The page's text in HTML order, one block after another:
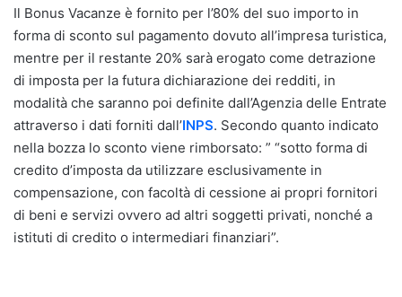
Il Bonus Vacanze è fornito per l’80% del suo importo in
forma di sconto sul pagamento dovuto all’impresa turistica,
mentre per il restante 20% sarà erogato come detrazione
di imposta per la futura dichiarazione dei redditi, in
modalità che saranno poi definite dall’Agenzia delle Entrate
attraverso i dati forniti dall’INPS. Secondo quanto indicato
nella bozza lo sconto viene rimborsato: ” “sotto forma di
credito d’imposta da utilizzare esclusivamente in
compensazione, con facoltà di cessione ai propri fornitori
di beni e servizi ovvero ad altri soggetti privati, nonché a
istituti di credito o intermediari finanziari”.